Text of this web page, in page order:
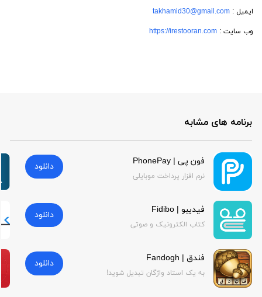
ایمیل : takhamid30@gmail.com
وب سایت : https://irestooran.com
برنامه های مشابه
فون پی | PhonePay
نرم افزار پرداخت موبایلی
دانلود
فیدیبو | Fidibo
کتاب الکترونیک و صوتی
دانلود
فندق | Fandogh
به یک استاد واژگان تبدیل شوید!
دانلود